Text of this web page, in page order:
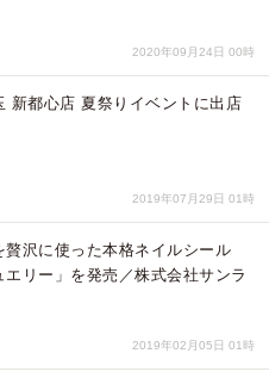
2020年09月24日 00時
新都心店 夏祭りイベントに出店
2019年07月29日 01時
贅沢に使った本格ネイルシール
エリー」を発売／株式会社サンラ
2019年02月05日 01時